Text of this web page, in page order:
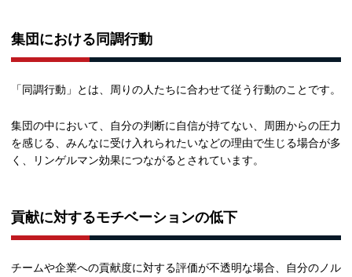
集団における同調行動
「同調行動」とは、周りの人たちに合わせて従う行動のことです。
集団の中において、自分の判断に自信が持てない、周囲からの圧力
を感じる、みんなに受け入れられたいなどの理由で生じる場合が多
く、リンゲルマン効果につながるとされています。
貢献に対するモチベーションの低下
チームや企業への貢献度に対する評価が不透明な場合、自分のノル